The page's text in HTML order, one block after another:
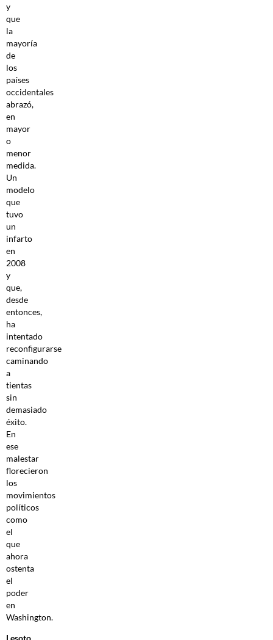
y
que
la
mayoría
de
los
países
occidentales
abrazó,
en
mayor
o
menor
medida.
Un
modelo
que
tuvo
un
infarto
en
2008
y
que,
desde
entonces,
ha
intentado
reconfigurarse
caminando
a
tientas
sin
demasiado
éxito.
En
ese
malestar
florecieron
los
movimientos
políticos
como
el
que
ahora
ostenta
el
poder
en
Washington.
Lesoto,